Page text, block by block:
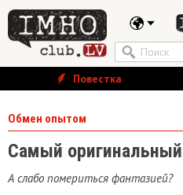
Повестка
Обмен опытом
Самый
А слабо помериться фантазией?